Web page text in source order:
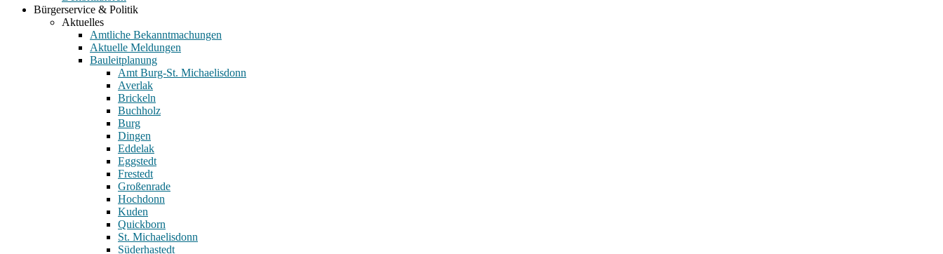
Bürgerservice & Politik
Aktuelles
Amtliche Bekanntmachungen
Aktuelle Meldungen
Bauleitplanung
Amt Burg-St. Michaelisdonn
Averlak
Brickeln
Buchholz
Burg
Dingen
Eddelak
Eggstedt
Frestedt
Großenrade
Hochdonn
Kuden
Quickborn
St. Michaelisdonn
Süderhastedt